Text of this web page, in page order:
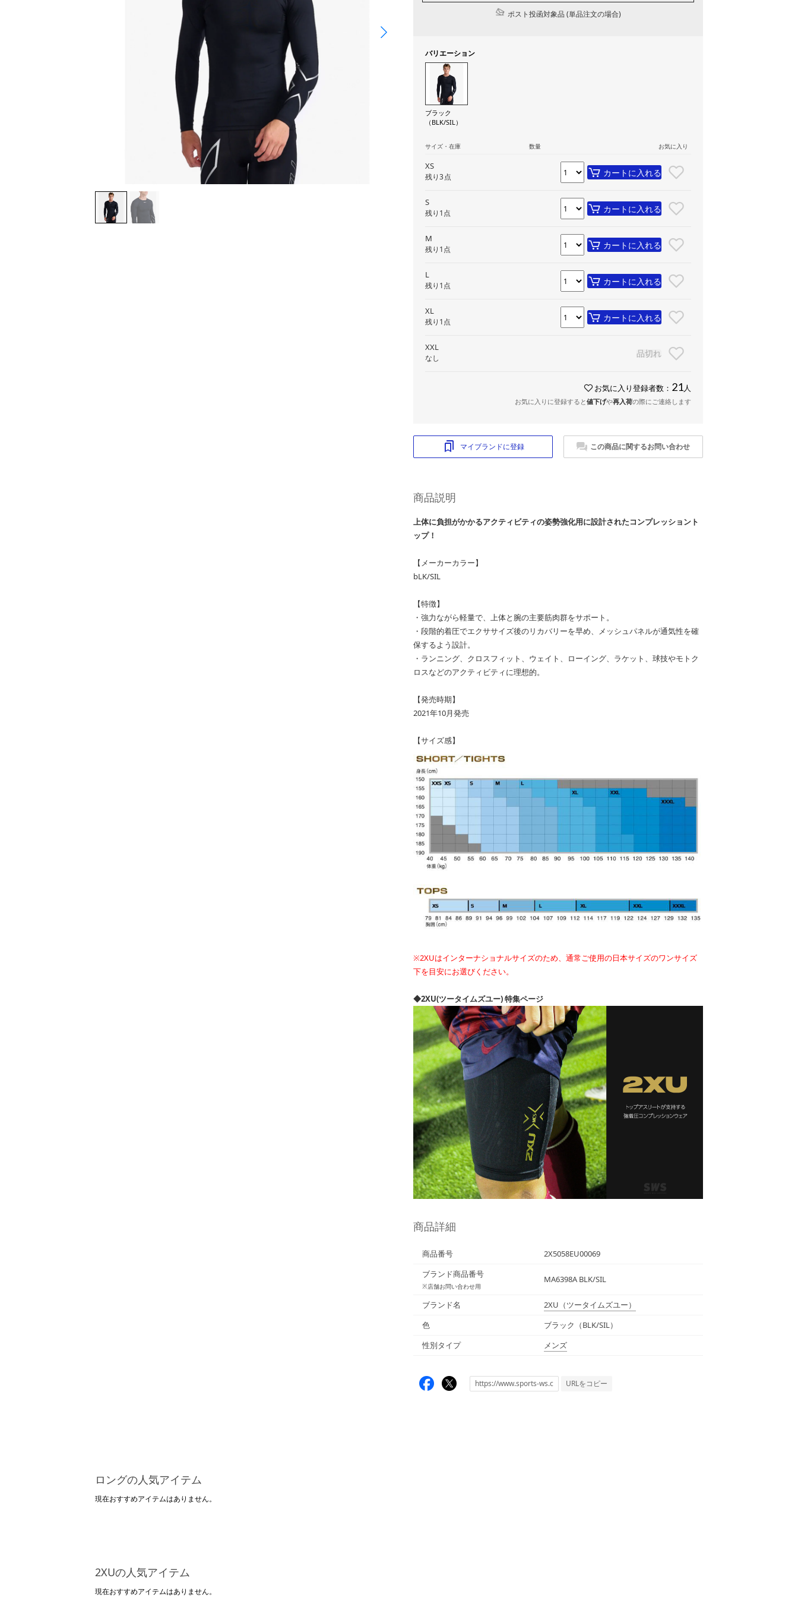
ポスト投函対象品 (単品注文の場合)
バリエーション
ブラック
（BLK/SIL）
サイズ・在庫 数量 お気に入り
XS
残り3点 カートに入れる
S
残り1点 カートに入れる
M
残り1点 カートに入れる
L
残り1点 カートに入れる
XL
残り1点 カートに入れる
XXL
なし 品切れ
お気に入り登録者数： 21 人
お気に入りに登録すると値下げや再入荷の際にご連絡します
マイブランドに登録 この商品に関するお問い合わせ
商品説明
上体に負担がかかるアクティビティの姿勢強化用に設計されたコンプレッショント
ップ！
【メーカーカラー】
bLK/SIL
【特徴】
・強力ながら軽量で、上体と腕の主要筋肉群をサポート。
・段階的着圧でエクササイズ後のリカバリーを早め、メッシュパネルが通気性を確
保するよう設計。
・ランニング、クロスフィット、ウェイト、ローイング、ラケット、球技やモトク
ロスなどのアクティビティに理想的。
【発売時期】
2021年10月発売
【サイズ感】
※2XUはインターナショナルサイズのため、通常ご使用の日本サイズのワンサイズ
下を目安にお選びください。
◆2XU(ツータイムズユー) 特集ページ
商品詳細
商品番号
2X5058EU00069
ブランド商品番号
※店舗お問い合わせ用
MA6398A BLK/SIL
ブランド名 2XU （ツータイムズユー）
色
ブラック（BLK/SIL）
性別タイプ
メンズ
URLをコピー
ロングの人気アイテム
現在おすすめアイテムはありません。
2XUの人気アイテム
現在おすすめアイテムはありません。